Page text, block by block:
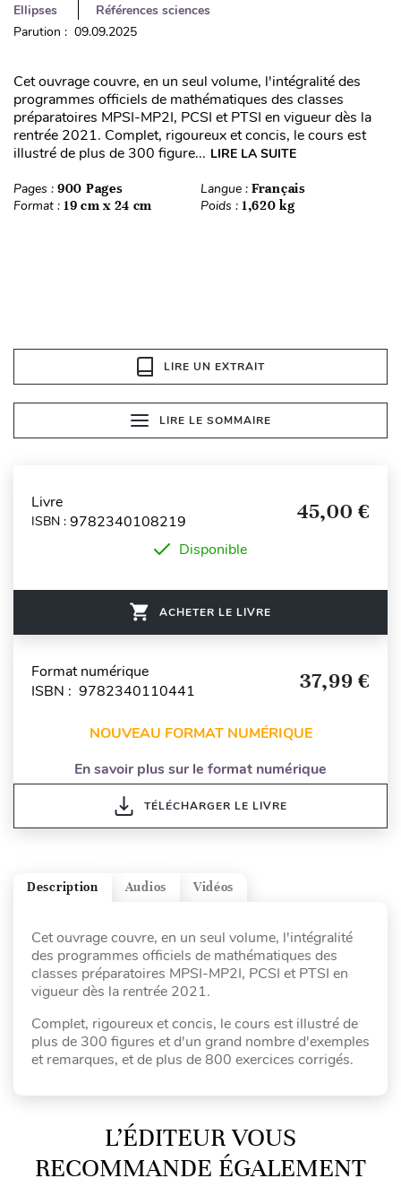
Ellipses
Références sciences
Parution : 09.09.2025
Cet ouvrage couvre, en un seul volume, l'intégralité des
programmes officiels de mathématiques des classes
préparatoires MPSI-MP2I, PCSI et PTSI en vigueur dès la
rentrée 2021. Complet, rigoureux et concis, le cours est
illustré de plus de 300 figure... LIRE LA SUITE
Pages : 900 Pages Langue : Français
Format : 19 cm x 24 cm Poids : 1,620 kg
LIRE UN EXTRAIT
LIRE LE SOMMAIRE
Livre
ISBN : 9782340108219 45,00 €
Disponible
ACHETER LE LIVRE
Format numérique
ISBN : 9782340110441
37,99 €
NOUVEAU FORMAT NUMÉRIQUE
En savoir plus sur le format numérique
TÉLÉCHARGER LE LIVRE
Vidéos
Audios
Description
Cet ouvrage couvre, en un seul volume, l'intégralité
des programmes officiels de mathématiques des
classes préparatoires MPSI-MP2I, PCSI et PTSI en
vigueur dès la rentrée 2021.
Complet, rigoureux et concis, le cours est illustré de
plus de 300 figures et d'un grand nombre d'exemples
et remarques, et de plus de 800 exercices corrigés.
L’ÉDITEUR VOUS
RECOMMANDE ÉGALEMENT